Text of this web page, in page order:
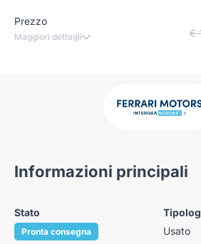
Prezzo
Maggiori dettagli €
Informazioni principali
Stato
Pronta consegna
Usato